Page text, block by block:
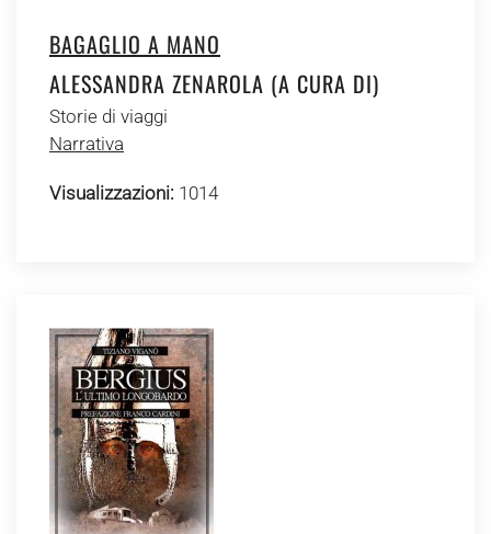
BAGAGLIO A MANO
ALESSANDRA ZENAROLA (A CURA DI)
Storie di viaggi
Narrativa
Visualizzazioni: 1014